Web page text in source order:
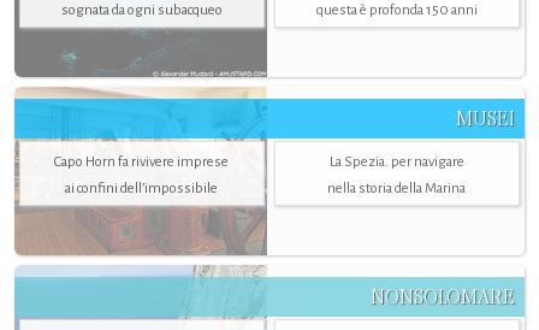
sognata da ogni subacqueo
questa è profonda 150 anni
MUSEI
Capo Horn fa rivivere imprese
ai confini dell’impossibile
La Spezia. per navigare
nella storia della Marina
NONSOLOMARE